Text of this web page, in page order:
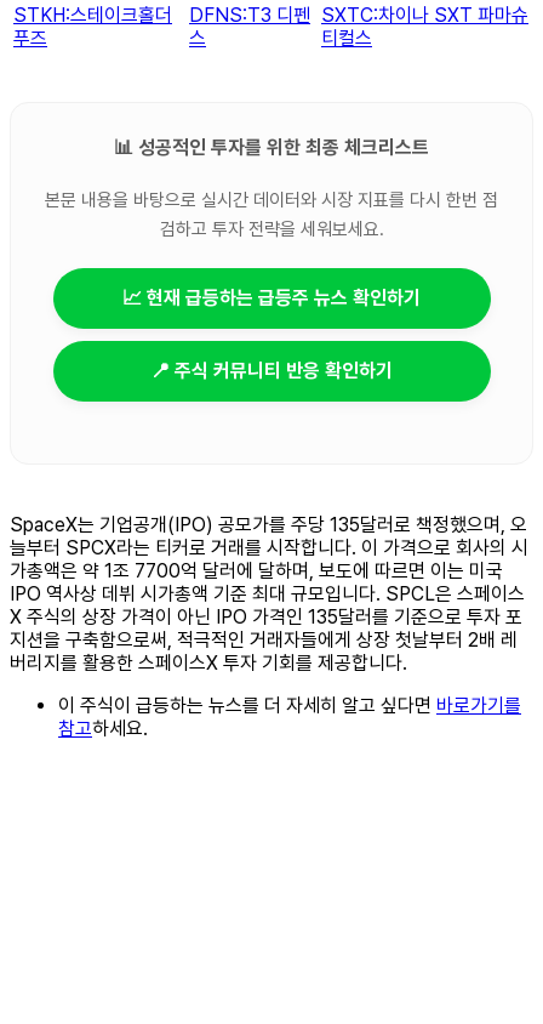
STKH:스테이크홀더
푸즈
DFNS:T3 디펜
스
SXTC:차이나 SXT 파마슈
티컬스
📊 성공적인 투자를 위한 최종 체크리스트
본문 내용을 바탕으로 실시간 데이터와 시장 지표를 다시 한번 점
검하고 투자 전략을 세워보세요.
📈 현재 급등하는 급등주 뉴스 확인하기
📍 주식 커뮤니티 반응 확인하기
SpaceX는 기업공개(IPO) 공모가를 주당 135달러로 책정했으며, 오
늘부터 SPCX라는 티커로 거래를 시작합니다. 이 가격으로 회사의 시
가총액은 약 1조 7700억 달러에 달하며, 보도에 따르면 이는 미국
IPO 역사상 데뷔 시가총액 기준 최대 규모입니다. SPCL은 스페이스
X 주식의 상장 가격이 아닌 IPO 가격인 135달러를 기준으로 투자 포
지션을 구축함으로써, 적극적인 거래자들에게 상장 첫날부터 2배 레
버리지를 활용한 스페이스X 투자 기회를 제공합니다.
이 주식이 급등하는 뉴스를 더 자세히 알고 싶다면 바로가기를
참고하세요.